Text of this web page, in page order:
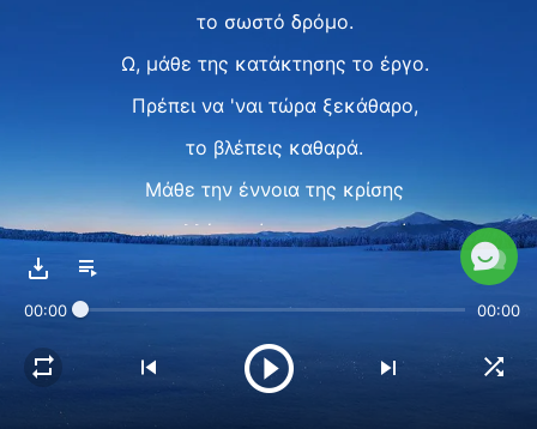
το σωστό δρόμο.
Ω, μάθε της κατάκτησης το έργο.
Πρέπει να 'ναι τώρα ξεκάθαρο,
το βλέπεις καθαρά.
Μάθε την έννοια της κρίσης
και πολλές απόψεις μην κρατάς.
Ω … ω … ω …
II
Με το έργο του Θεού
00:00 00:00